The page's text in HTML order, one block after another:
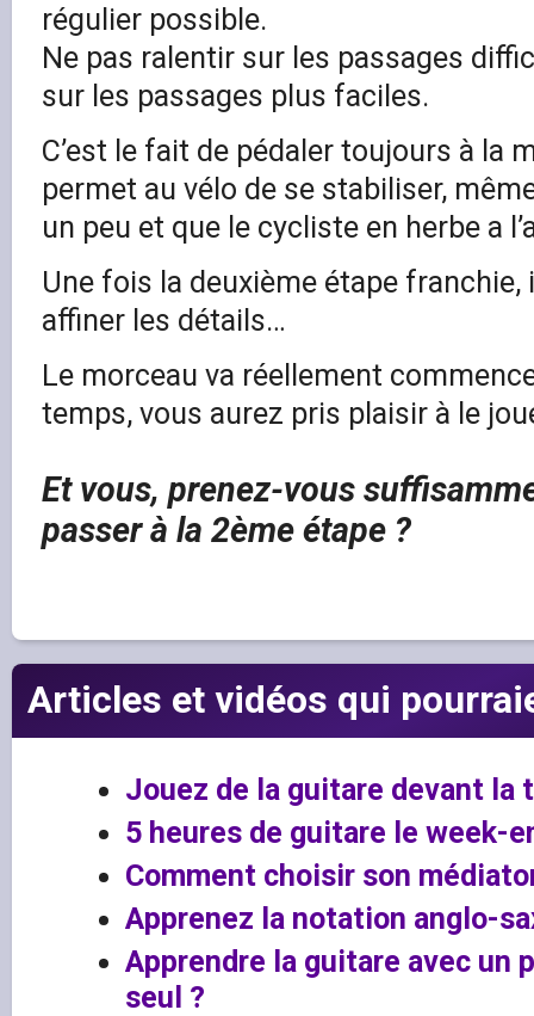
régulier possible.
Ne pas ralentir sur les passages
sur les passages plus faciles.
C’est le fait de pédaler toujours à la
permet au vélo de se stabiliser,
un peu et que le cycliste en herbe a
Une fois la deuxième étape franchie,
affiner les détails…
Le morceau va réellement
temps, vous aurez pris plaisir à le
Et vous, prenez-vous
passer à la 2ème étape ?
Articles et vidéos qui
Jouez de la guitare devant la
5 heures de guitare le week-
Comment choisir son
Apprenez la notation anglo-
Apprendre la guitare avec un
seul ?